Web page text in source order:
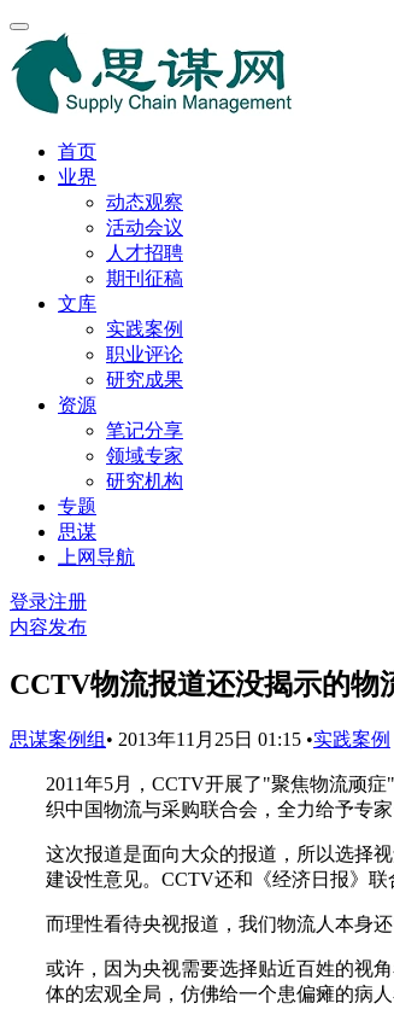
首页
业界
动态观察
活动会议
人才招聘
期刊征稿
文库
实践案例
职业评论
研究成果
资源
笔记分享
领域专家
研究机构
专题
思谋
上网导航
登录注册
内容发布
CCTV物流报道还没揭示的物
思谋案例组 • 2013年11月25日 01:15 •实践案例
2011年5月，CCTV开展了"聚焦物流顽
织中国物流与采购联合会，全力给予专
这次报道是面向大众的报道，所以选择
建设性意见。CCTV还和《经济日报》
而理性看待央视报道，我们物流人本身
或许，因为央视需要选择贴近百姓的视
体的宏观全局，仿佛给一个患偏瘫的病